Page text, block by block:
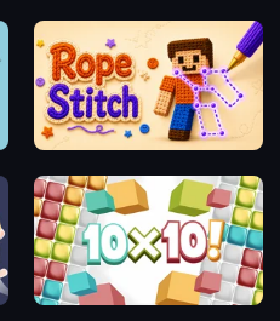
Rope Stitch Puzzle
10x10